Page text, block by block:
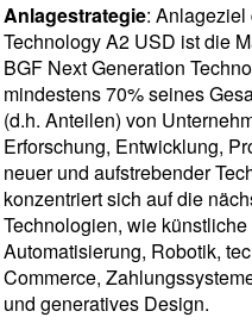
Anlagestrategie: Anlageziel
Technology A2 USD ist die
BGF Next Generation
mindestens 70% seines
(d.h. Anteilen) von
Erforschung, Entwicklung,
neuer und aufstrebender
konzentriert sich auf die
Technologien, wie
Automatisierung, Robotik,
Commerce,
und generatives Design.